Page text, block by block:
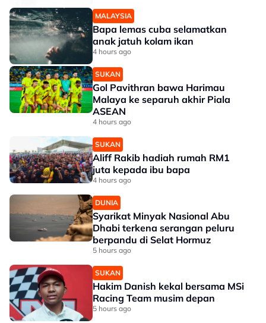
MALAYSIA
Bapa lemas cuba selamatkan
anak jatuh kolam ikan
4 hours ago
SUKAN
Gol Pavithran bawa Harimau
Malaya ke separuh akhir Piala
ASEAN
4 hours ago
SUKAN
Aliff Rakib hadiah rumah RM1
juta kepada ibu bapa
4 hours ago
DUNIA
Syarikat Minyak Nasional Abu
Dhabi terkena serangan peluru
berpandu di Selat Hormuz
5 hours ago
SUKAN
Hakim Danish kekal bersama MSi
Racing Team musim depan
5 hours ago